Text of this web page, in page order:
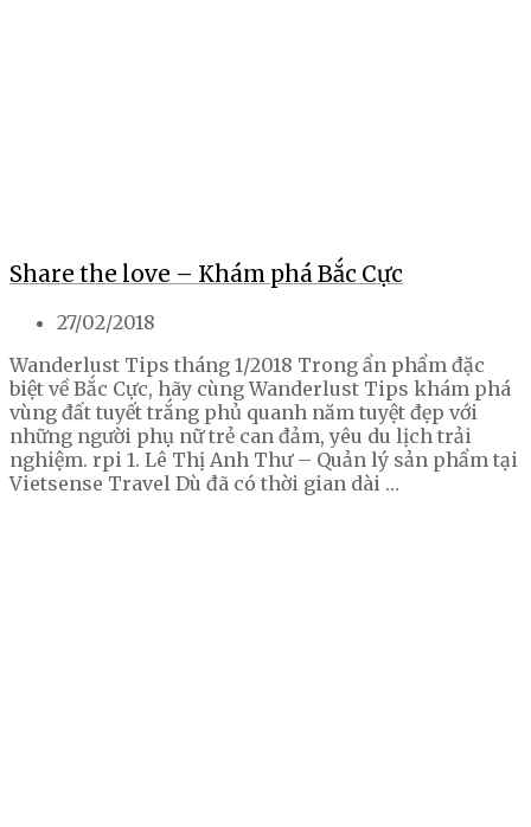
Share the love – Khám phá Bắc Cực
27/02/2018
Wanderlust Tips tháng 1/2018 Trong ẩn phẩm đặc
biệt về Bắc Cực, hãy cùng Wanderlust Tips khám phá
vùng đất tuyết trắng phủ quanh năm tuyệt đẹp với
những người phụ nữ trẻ can đảm, yêu du lịch trải
nghiệm. rpi 1. Lê Thị Anh Thư – Quản lý sản phẩm tại
Vietsense Travel Dù đã có thời gian dài …